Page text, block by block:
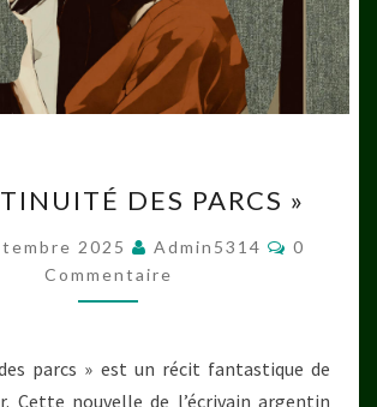
DES
PARCS »
DES PARCS »
2025 Admin5314
0
Commentaire
parcs » est un récit fantastique de
Cette nouvelle de l’écrivain argentin